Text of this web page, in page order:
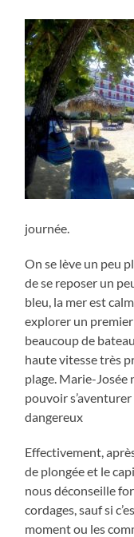
journée.
On se lève un peu
de se reposer un
bleu, la mer est
explorer un premier
beaucoup de
haute vitesse très
plage. Marie-Josée
pouvoir
dangereux
Effectivement,
de plongée et le
nous déconseille
cordages, sauf si
moment ou les